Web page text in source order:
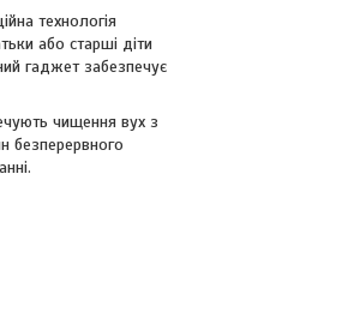
технологія
або старші діти
гаджет забезпечує
чищення вух з
безперервного